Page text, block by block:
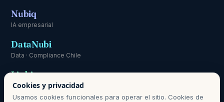
Nubiq
IA empresarial
DataNubi
Data · Compliance Chile
Linki
Comunicación
Cookies y privacidad
Usamos cookies funcionales para operar el sitio. Cookies de